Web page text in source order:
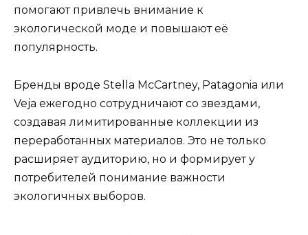
помогают привлечь внимание к
экологической моде и повышают её
популярность.
Бренды вроде Stella McCartney, Patagonia или
Veja ежегодно сотрудничают со звездами,
создавая лимитированные коллекции из
переработанных материалов. Это не только
расширяет аудиторию, но и формирует у
потребителей понимание важности
экологичных выборов.